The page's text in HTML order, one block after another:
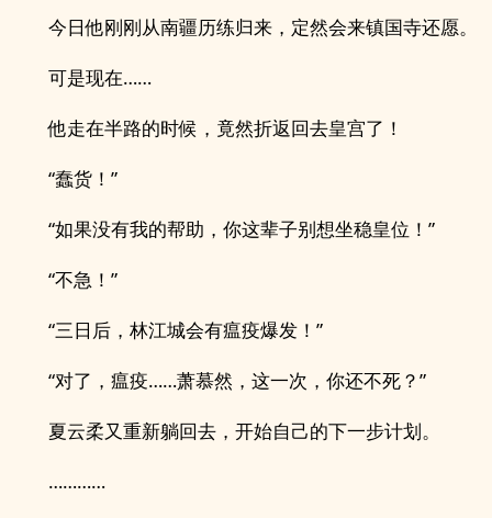
今日他刚刚从南疆历练归来，定然会来镇国寺还愿。
可是现在……
他走在半路的时候，竟然折返回去皇宫了！
“蠢货！”
“如果没有我的帮助，你这辈子别想坐稳皇位！”
“不急！”
“三日后，林江城会有瘟疫爆发！”
“对了，瘟疫……萧慕然，这一次，你还不死？”
夏云柔又重新躺回去，开始自己的下一步计划。
…………